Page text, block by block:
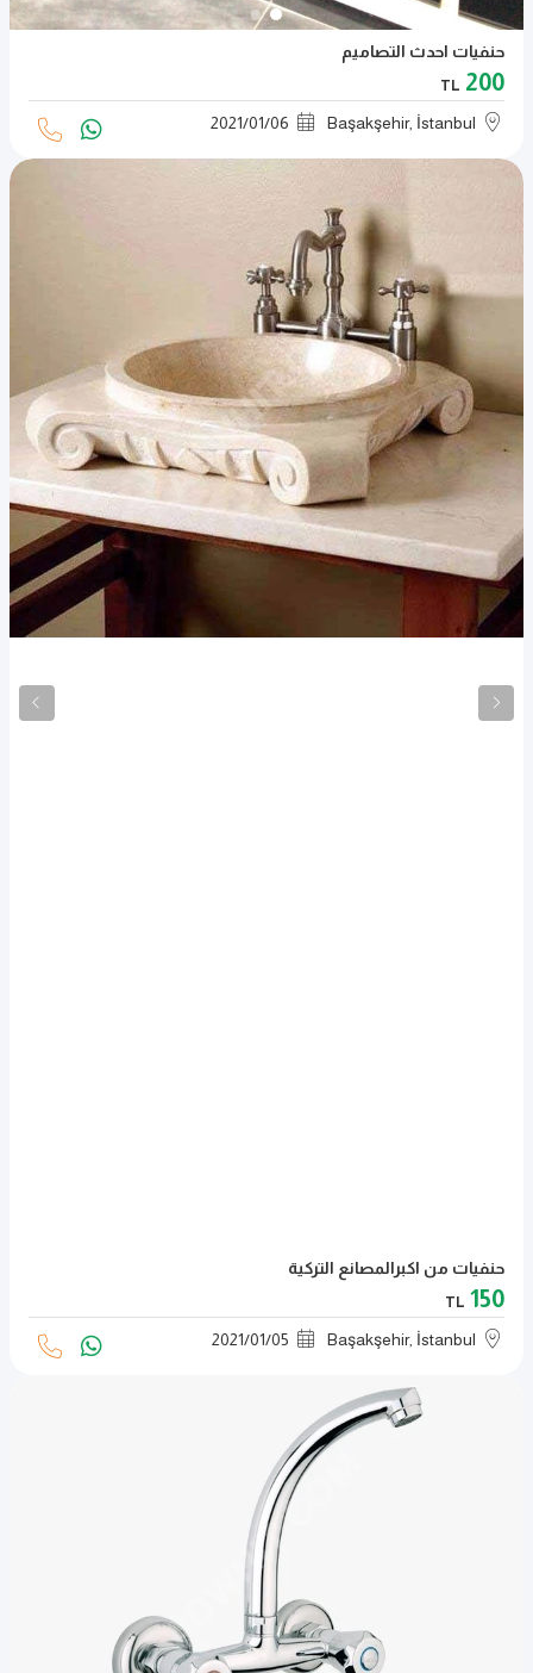
حنفيات احدث التصاميم
200
TL
Başakşehir, İstanbul
2021/01/06
حنفيات من اكبرالمصانع التركية
150
TL
Başakşehir, İstanbul
2021/01/05